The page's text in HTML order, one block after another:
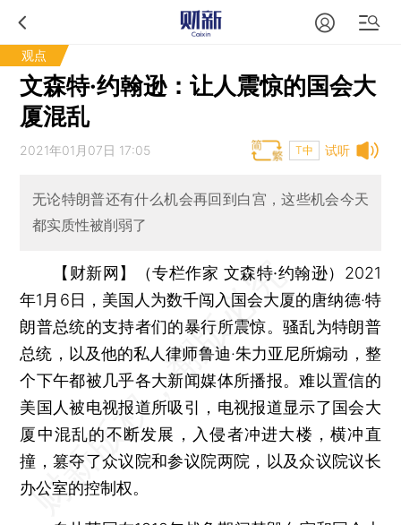
观点
文森特·约翰逊：让人震惊的国会大
厦混乱
试听
2021年01月07日 17:05 T中
无论特朗普还有什么机会再回到白宫，这些机会今天
都实质性被削弱了
【财新网】（专栏作家 文森特·约翰逊） 2021
年1月6日，美国人为数千闯入国会大厦的唐纳德·特
朗普总统的支持者们的暴行所震惊。骚乱为特朗普
总统，以及他的私人律师鲁迪·朱力亚尼所煽动，整
个下午都被几乎各大新闻媒体所播报。难以置信的
美国人被电视报道所吸引，电视报道显示了国会大
厦中混乱的不断发展，入侵者冲进大楼，横冲直
撞，篡夺了众议院和参议院两院，以及众议院议长
办公室的控制权。